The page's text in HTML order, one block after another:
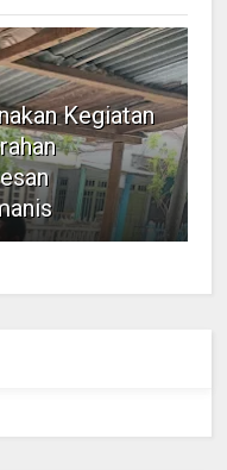
Kegiatan